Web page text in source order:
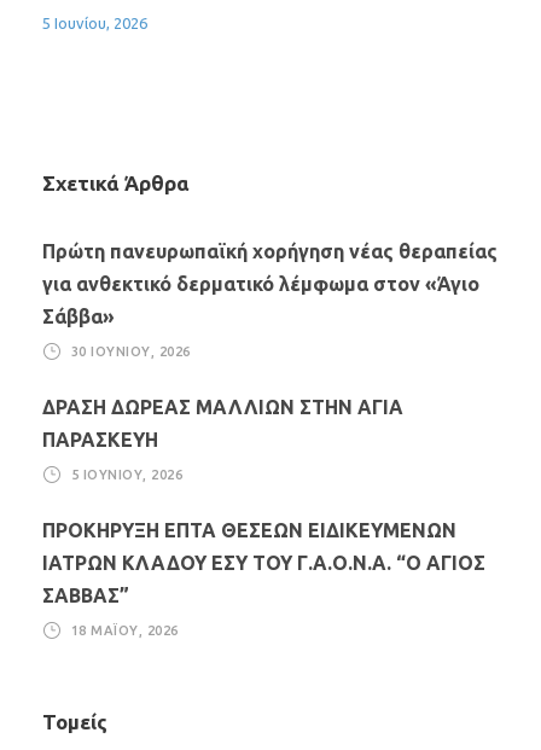
5 Ιουνίου, 2026
Σχετικά Άρθρα
Πρώτη πανευρωπαϊκή χορήγηση νέας θεραπείας
για ανθεκτικό δερματικό λέμφωμα στον «Άγιο
Σάββα»
30 ΙΟΥΝΊΟΥ, 2026
ΔΡΑΣΗ ΔΩΡΕΑΣ ΜΑΛΛΙΩΝ ΣΤΗΝ ΑΓΙΑ
ΠΑΡΑΣΚΕΥΗ
5 ΙΟΥΝΊΟΥ, 2026
ΠΡΟΚΗΡΥΞΗ ΕΠΤΑ ΘΕΣΕΩΝ ΕΙΔΙΚΕΥΜΕΝΩΝ
ΙΑΤΡΩΝ ΚΛΑΔΟΥ ΕΣΥ ΤΟΥ Γ.Α.Ο.Ν.Α. “Ο ΑΓΙΟΣ
ΣΑΒΒΑΣ”
18 ΜΑΪ́ΟΥ, 2026
Τομείς